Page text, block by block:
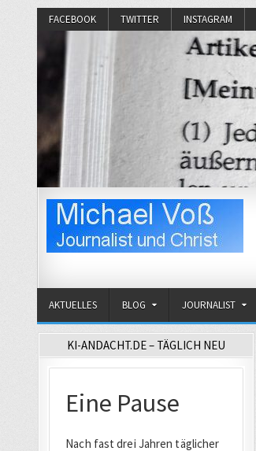
FACEBOOK TWITTER INSTAGRAM
AKTUELLES BLOG JOURNALIST
KI-ANDACHT.DE – TÄGLICH NEU